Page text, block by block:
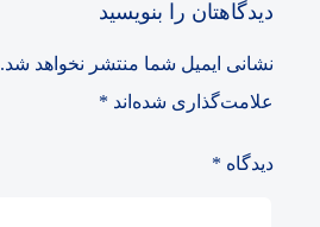
دیدگاهتان را بنویسید
نشانی ایمیل شما منتشر نخواهد شد.
علامت‌گذاری شده‌اند *
دیدگاه *